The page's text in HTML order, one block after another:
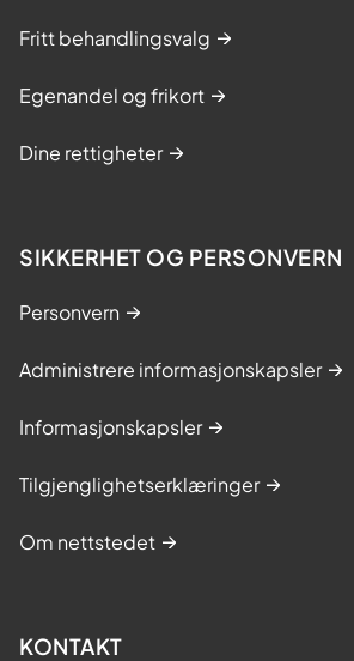
Fritt behandlingsvalg
Egenandel og frikort
Dine rettigheter
SIKKERHET OG PERSONVERN
Personvern
Administrere informasjonskapsler
Informasjonskapsler
Tilgjenglighetserklæringer
Om nettstedet
KONTAKT